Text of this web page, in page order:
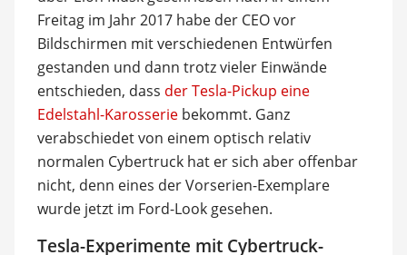
Freitag im Jahr 2017 habe der CEO vor
Bildschirmen mit verschiedenen Entwürfen
gestanden und dann trotz vieler Einwände
entschieden, dass der Tesla-Pickup eine
Edelstahl-Karosseriebekommt. Ganz
verabschiedet von einem optisch relativ
normalen Cybertruck hat er sich aber offenbar
nicht, denn eines der Vorserien-Exemplare
wurde jetzt im Ford-Look gesehen.
Tesla-Experimente mit Cybertruck-